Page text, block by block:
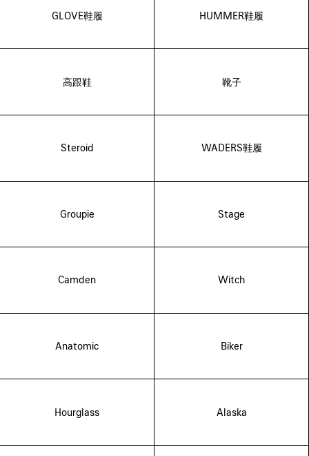
GLOVE鞋履 HUMMER鞋履
高跟鞋 靴子
Steroid WADERS鞋履
Groupie Stage
Camden Witch
Anatomic Biker
Hourglass Alaska